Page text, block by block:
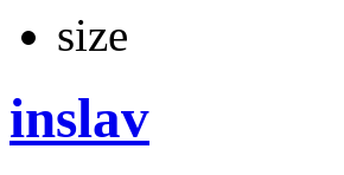
inslav